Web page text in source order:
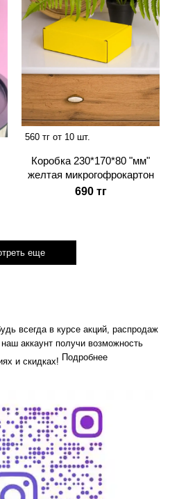
560 тг от 10 шт.
Коробка 230*170*80 "мм"
желтая микрогофрокартон
690 тг
еще
всегда в курсе акций, распродаж
аккаунт получи возможность
и скидках! Подробнее